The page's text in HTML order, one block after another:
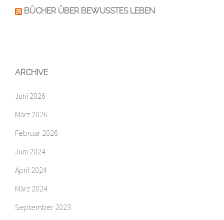
BÜCHER ÜBER BEWUSSTES LEBEN
ARCHIVE
Juni 2026
März 2026
Februar 2026
Juni 2024
April 2024
März 2024
September 2023